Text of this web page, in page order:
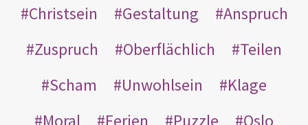
Christsein
Gestaltung
Anspruch
Zuspruch
Oberflächlich
Teilen
Scham
Unwohlsein
Klage
Moral
Ferien Puzzle
Oslo